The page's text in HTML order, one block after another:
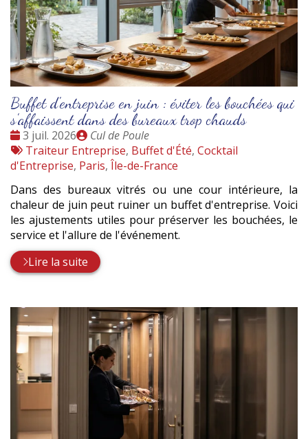
Buffet d'entreprise en juin : éviter les bouchées qui
s'affaissent dans des bureaux trop chauds
Date
:
3 juil. 2026
Publié
par
Cul de Poule
Tags
:
Traiteur Entreprise, Buffet d'Été, Cocktail
d'Entreprise, Paris, Île-de-France
Dans des bureaux vitrés ou une cour intérieure, la
chaleur de juin peut ruiner un buffet d'entreprise. Voici
les ajustements utiles pour préserver les bouchées, le
service et l'allure de l'événement.
Lire la suite